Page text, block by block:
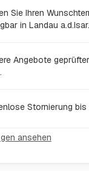
Sie Ihren
in Landau a.d.Isar.
Angebote
Stornierung
ansehen